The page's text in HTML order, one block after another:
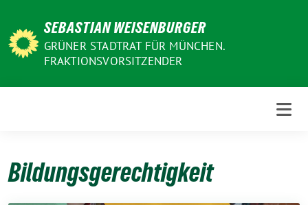
zum
Inhalt
SEBASTIAN WEISENBURGER
GRÜNER STADTRAT FÜR MÜNCHEN.
FRAKTIONSVORSITZENDER
Bildungsgerechtigkeit